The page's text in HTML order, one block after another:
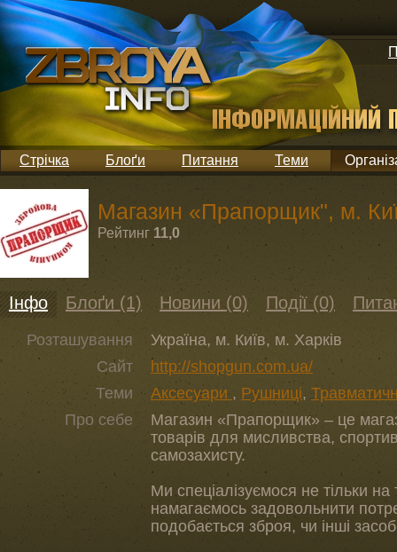
Стрічка Блоґи Питання Теми
Магазин «Прапорщик", м.
Рейтинг 11,0
Інфо Блоґи (1) Новини (0) Події (0)
Розташування
Україна, м. Київ, м. Харків
Сайт
http://shopgun.com.ua/
Теми
Аксесуари , Рушниці,
Про себе
Магазин «Прапорщик» – це
товарів для мисливства,
самозахисту.
Ми спеціалізуємося не тільки
намагаємось задовольнити
подобається зброя, чи інші